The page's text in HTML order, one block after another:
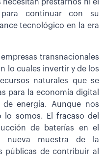
prestarnos ni el
continuar con su
tecnológico en la era
transnacionales
lo cuales invertir y de los
naturales que se
para la economía digital
energía. Aunque nos
lo somos. El fracaso del
de baterías en el
nueva muestra de la
públicas de contribuir al